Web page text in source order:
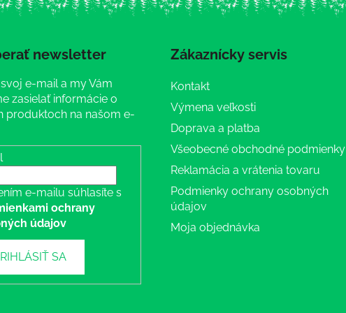
newsletter
e-mail a my Vám
zasielať informácie o
produktoch na našom e-
e-mailu súhlasíte s
ochrany
údajov
SA
Zákaznícky servis
Kontakt
Výmena veľkosti
Doprava a platba
Všeobecné obchodné podmienky
Reklamácia a vrátenia tovaru
Podmienky ochrany osobných
údajov
Moja objednávka